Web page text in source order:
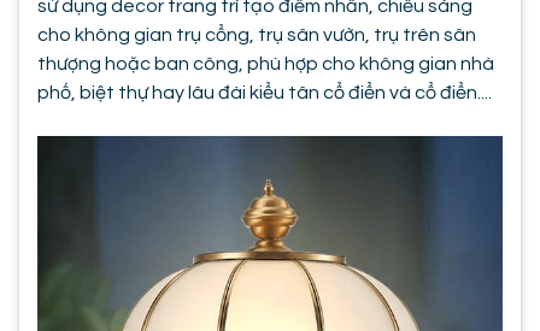
sử dụng decor trang trí tạo điểm nhấn, chiếu sáng
cho không gian trụ cổng, trụ sân vườn, trụ trên sân
thượng hoặc ban công, phù hợp cho không gian nhà
phố, biệt thự hay lâu đài kiểu tân cổ điển và cổ điển....